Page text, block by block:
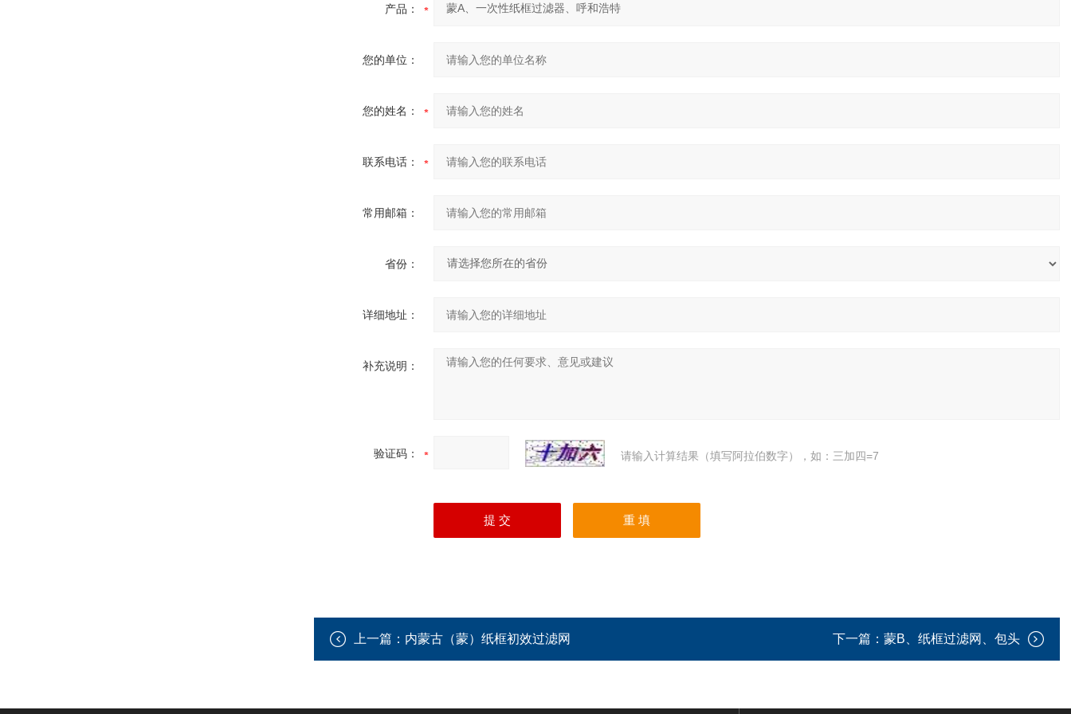
产品：
您的单位：
您的姓名：
联系电话：
常用邮箱：
省份：
详细地址：
补充说明：
验证码： 请输入计算结果（填写阿拉伯数字），如：三加四=7
上一篇： 内蒙古（蒙）纸框初效过滤网 下一篇： 蒙B、纸框过滤网、包头